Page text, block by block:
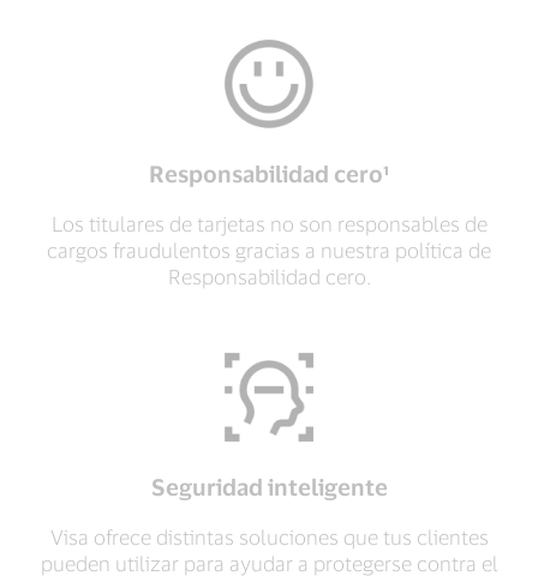
Responsabilidad cero¹
Los titulares de tarjetas no son responsables de
cargos fraudulentos gracias a nuestra política de
Responsabilidad cero.
Seguridad inteligente
Visa ofrece distintas soluciones que tus clientes
pueden utilizar para ayudar a protegerse contra el